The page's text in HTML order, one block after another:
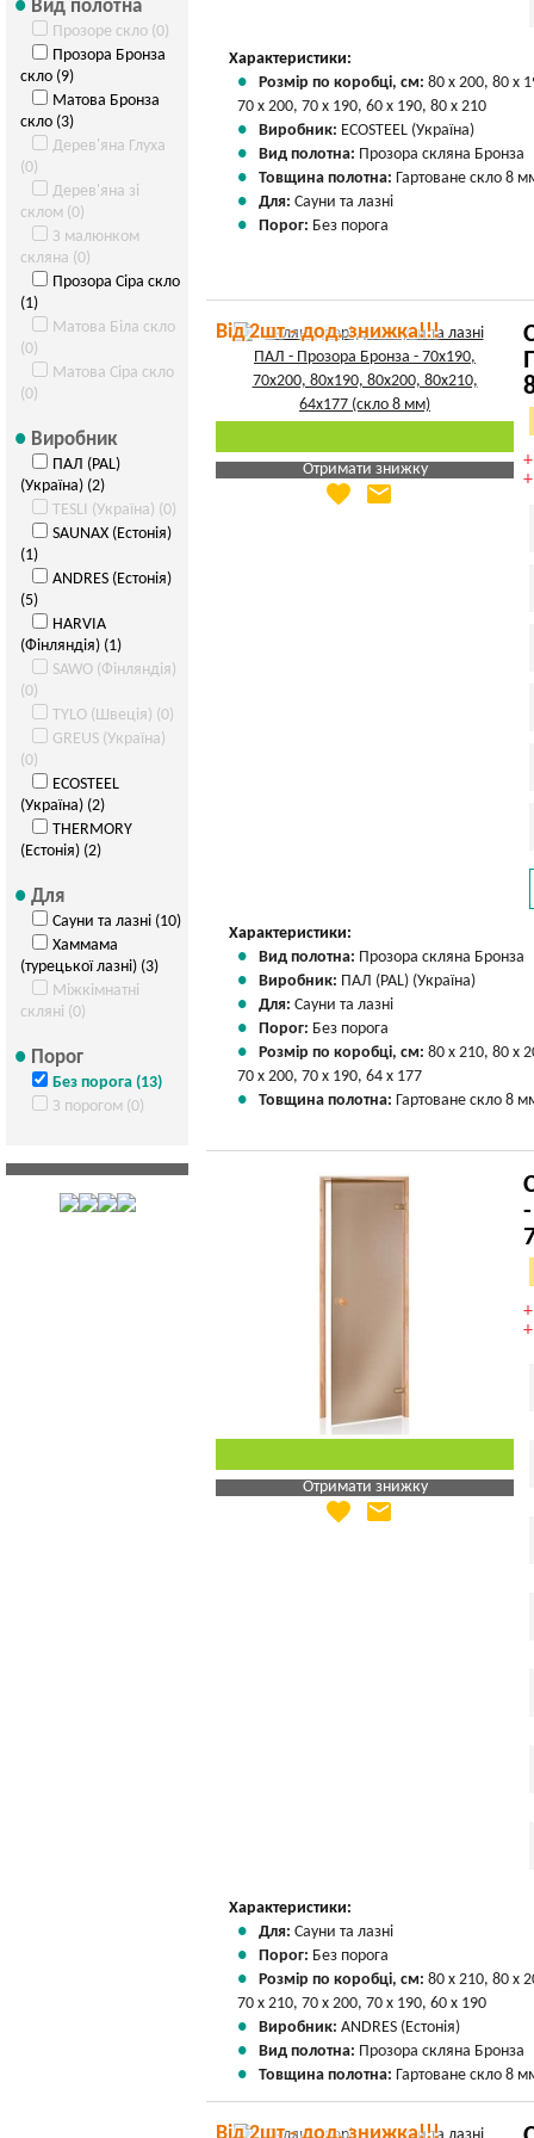
Вид полотна
Прозоре скло (0)
Прозора Бронза
скло (9)
Матова Бронза
скло (3)
Дерев'яна Глуха
(0)
Дерев'яна зі
склом (0)
З малюнком
скляна (0)
Прозора Сіра скло
(1)
Матова Біла скло
(0)
Матова Сіра скло
(0)
Виробник
ПАЛ (PAL)
(Україна) (2)
TESLI (Україна) (0)
SAUNAX (Естонія)
(1)
ANDRES (Естонія)
(5)
HARVIA
(Фінляндія) (1)
SAWO (Фінляндія)
(0)
TYLO (Швеція) (0)
GREUS (Україна)
(0)
ECOSTEEL
(Україна) (2)
THERMORY
(Естонія) (2)
Для
Сауни та лазні (10)
Хаммама
(турецької лазні) (3)
Міжкімнатні
скляні (0)
Порог
Без порога (13)
З порогом (0)
Характеристики:
Розмір по коробці, см: 80 х 200, 80 х
70 х 200, 70 х 190, 60 х 190, 80 х 210
Виробник: ECOSTEEL (Україна)
Вид полотна: Прозора скляна Бронза
Товщина полотна: Гартоване скло 8
Для: Сауни та лазні
Порог: Без порога
Від 2шт - дод. знижка!!!
Отримати знижку
Яка Ваша ціна
favorite email
Характеристики:
Вид полотна: Прозора скляна Бронза
Виробник: ПАЛ (PAL) (Україна)
Для: Сауни та лазні
Порог: Без порога
Розмір по коробці, см: 80 х 210, 80 х
70 х 200, 70 х 190, 64 х 177
Товщина полотна: Гартоване скло 8
Отримати знижку
Яка Ваша ціна
favorite email
Характеристики:
Для: Сауни та лазні
Порог: Без порога
Розмір по коробці, см: 80 х 210, 80 х
70 х 210, 70 х 200, 70 х 190, 60 х 190
Виробник: ANDRES (Естонія)
Вид полотна: Прозора скляна Бронза
Товщина полотна: Гартоване скло 8